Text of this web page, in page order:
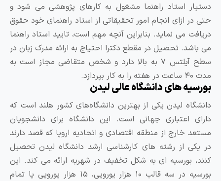
استاد راهنما مشغول به کارهای پژوهشی می شود و
در ازای انجام امور تحقیقاتی از استاد راهنمای خود حقوق
می نماید. بنابراین آنچه مهم است، تایید استاد راهنما
باشد. تحصیل در مقطع دکترا احتیاج به ارائه مدرک زبان در
سطح آیلتس ۷ به بالا دارد و شخص متقاضی مجاز است به
در هفته را به کار بپردازد.
های دانشگاه عالی لیدن
لیدن یکی از بهترین دانشگاه‌های کشور هلند است که
اعتباری جهانی است. این دانشگاه برای دانشجویان
خارج از منطقه اقتصادی و اتحادیه اروپا که قصد دارند
یکی از رشته‌ های کارشناسی ارشد دانشگاه لیدن تحصیل
بورسیه ‌ای به شکل تخفیف در شهریه ارائه می‌ کند. این
بورسیه در سه قالب ۱۰ هزار یورویی، ۱۵ هزار یورویی یا تمام